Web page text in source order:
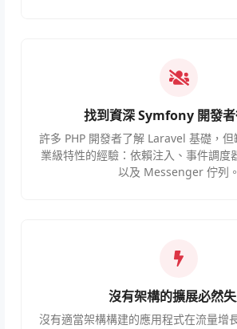
找到資深 Symfony 開發
許多 PHP 開發者了解 Laravel 基礎，
業級特性的經驗：依賴注入、事件調
以及 Messenger 佇列。
沒有架構的擴展必然
沒有適當架構構建的應用程式在流量增